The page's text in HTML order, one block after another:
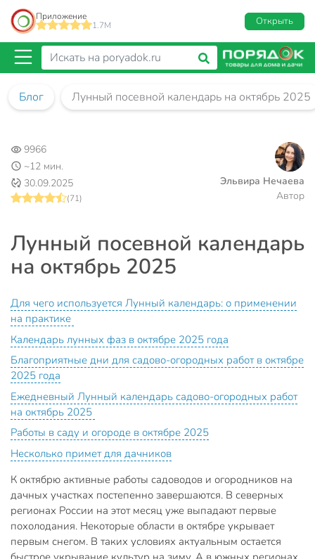
Приложение
1.7M
Открыть
Блог Лунный посевной календарь на октябрь 2025
9966
~12 мин.
30.09.2025
(71) Автор
Эльвира Нечаева
Лунный посевной календарь
на октябрь 2025
Для чего используется Лунный календарь: о применении
на практике
Календарь лунных фаз в октябре 2025 года
Благоприятные дни для садово-огородных работ в октябре
2025 года
Ежедневный Лунный календарь садово-огородных работ
на октябрь 2025
Работы в саду и огороде в октябре 2025
Несколько примет для дачников
К октябрю активные работы садоводов и огородников на
дачных участках постепенно завершаются. В северных
регионах России на этот месяц уже выпадают первые
похолодания. Некоторые области в октябре укрывает
первым снегом. В таких условиях актуальным остается